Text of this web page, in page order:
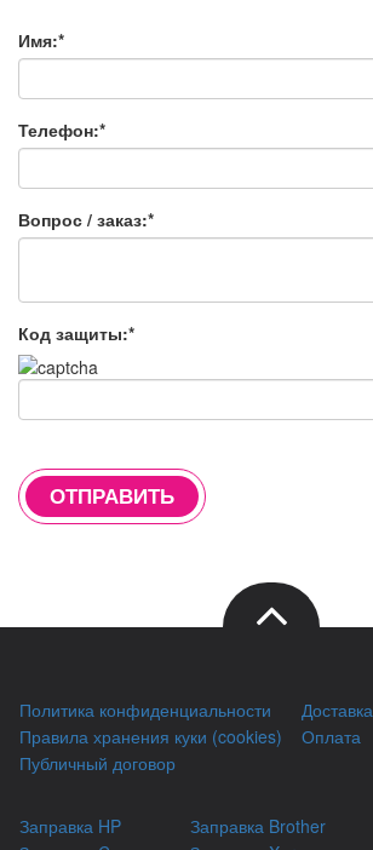
Имя:*
Телефон:*
Вопрос / заказ:*
Код защиты:*
ОТПРАВИТЬ
Политика конфиденциальности
Правила хранения куки (cookies)
Публичный договор
Доставка
Оплата
Заправка HP
Заправка Brother